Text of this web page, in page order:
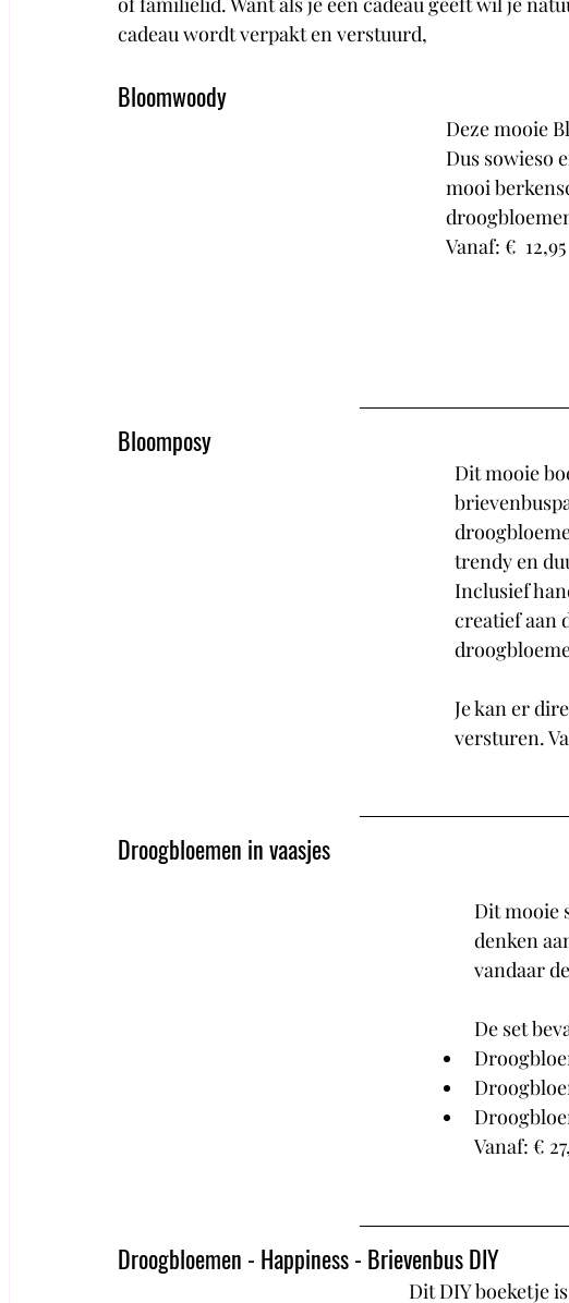
cadeau wordt verpakt en verstuurd,
Bloomwoody
Deze mooie
Dus sowieso
mooi
Vanaf: €  12,95
Bloomposy
Dit mooie
trendy en
Inclusief
creatief aan
Je kan er
versturen.
Droogbloemen in vaasjes
Dit mooie
denken
vandaar
De set
Vanaf: €
Droogbloemen - Happiness - Brievenbus DIY
Dit DIY boeketje